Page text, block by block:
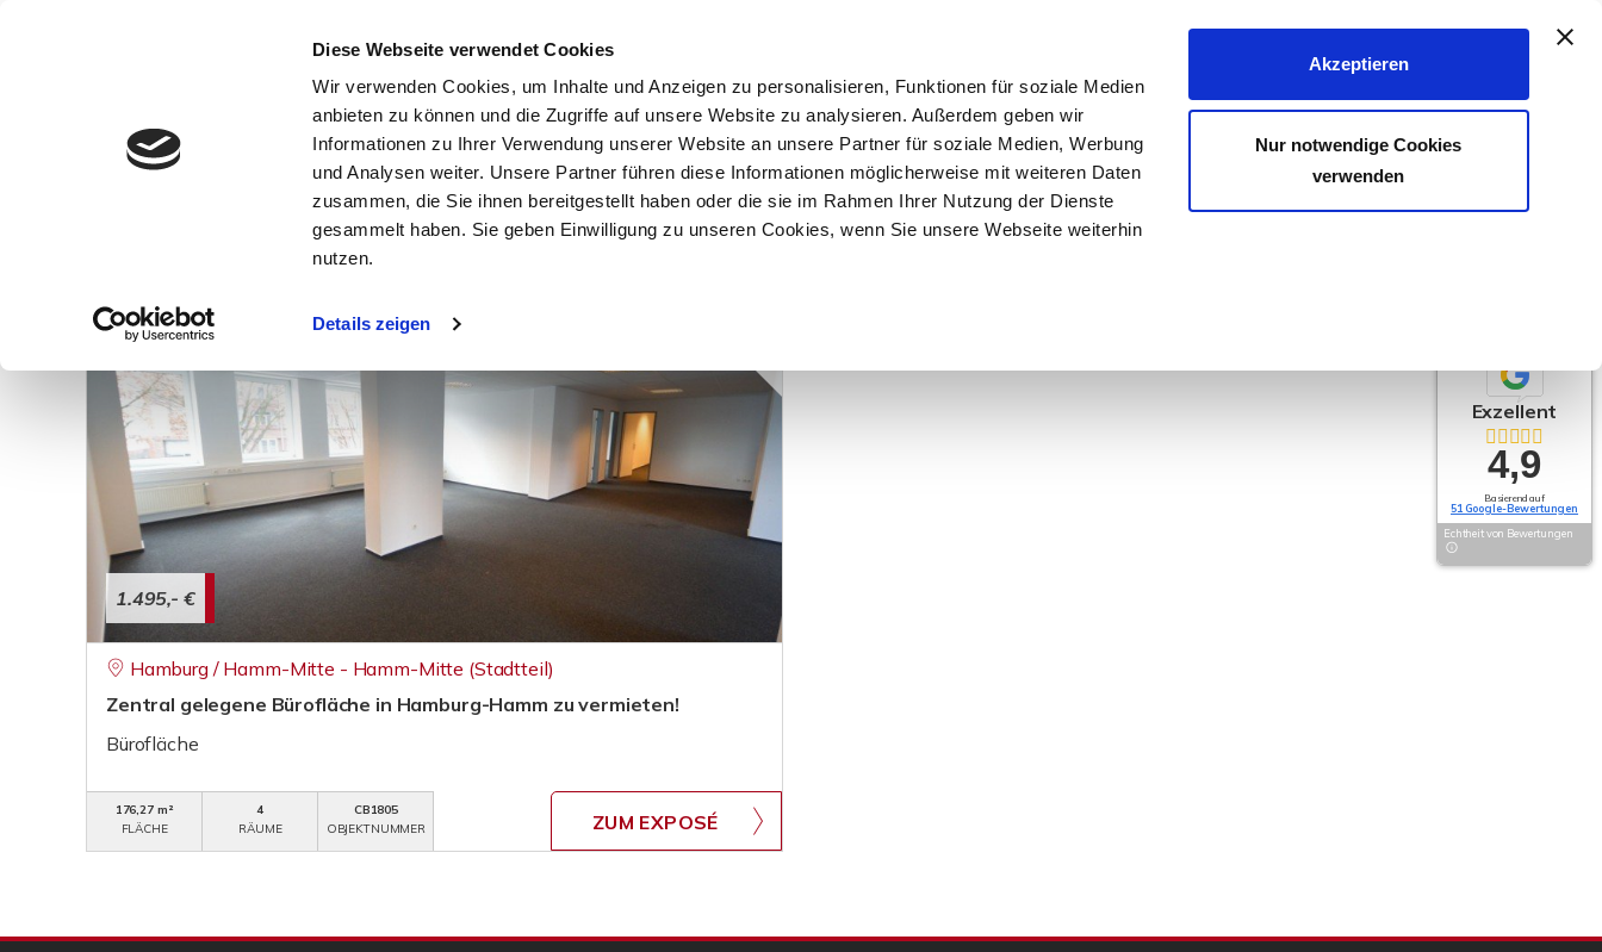
Diese Webseite verwendet Cookies
Wir verwenden Cookies, um Inhalte und Anzeigen zu personalisieren, Funktionen für soziale Medien
anbieten zu können und die Zugriffe auf unsere Website zu analysieren. Außerdem geben wir
Informationen zu Ihrer Verwendung unserer Website an unsere Partner für soziale Medien, Werbung
und Analysen weiter. Unsere Partner führen diese Informationen möglicherweise mit weiteren Daten
zusammen, die Sie ihnen bereitgestellt haben oder die sie im Rahmen Ihrer Nutzung der Dienste
gesammelt haben. Sie geben Einwilligung zu unseren Cookies, wenn Sie unsere Webseite weiterhin
nutzen.
Details zeigen
Akzeptieren
Nur notwendige Cookies
verwenden
START ÜBER F&K ANGEBOTE VERKÄUFER & VERMIETER KÄUFER & MIETER KONTAKT
1.495,- €
Hamburg / Hamm-Mitte - Hamm-Mitte (Stadtteil)
Zentral gelegene Bürofläche in Hamburg-Hamm zu vermieten!
Bürofläche
176,27 m²
FLÄCHE
4
RÄUME
CB1805
OBJEKTNUMMER
ZUM EXPOSÉ
Exzellent
4,9
Basierend auf
51 Google-Bewertungen
Echtheit von Bewertungen